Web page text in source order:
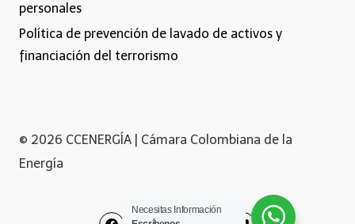
personales
Política de prevención de lavado de activos y
financiación del terrorismo
© 2026 CCENERGÍA | Cámara Colombiana de la
Energía
Necesitas Información